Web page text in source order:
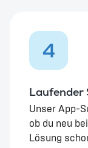
4
Laufender
Unser App-
ob du neu
Lösung